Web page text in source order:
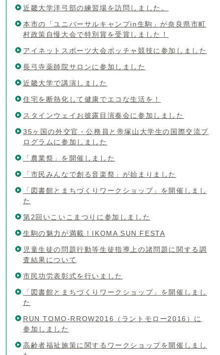
近畿大学洋弓部の練習場を訪問しました。
本市の「ユニバーサルキャンプin生駒」が奈良県市町
村政策自慢大会で特別賞を受賞しました！
アイネットスポーツ大会ボッチャ競技に参加しました
長弓寺薬師院サロンに参加しました
近畿大学で講演しました
住宅を断熱化して健康でエコな生活を！
スタインウェイお披露目演奏会に参加しました
35ヶ国の外交官・公務員と帝塚山大学生の国際交流プ
ログラムに参加しました
「農業祭」を開催しました
「市民みんなで創る音楽祭」が始まりました
「図書館とまちづくりワークショップ」を開催しまし
た
第2回いこいこまつりに参加しました
生駒の魅力が満載！IKOMA SUN FESTA
児童生徒の問題行動等生徒指導上の諸問題に関する調
査結果について
市民功労表彰式を行いました
「図書館とまちづくりワークショップ」を開催しまし
た
RUN TOMO-RROW2016（ラントモロー2016）に
参加しました
高齢者福祉施策に関するワークショップを開催しまし